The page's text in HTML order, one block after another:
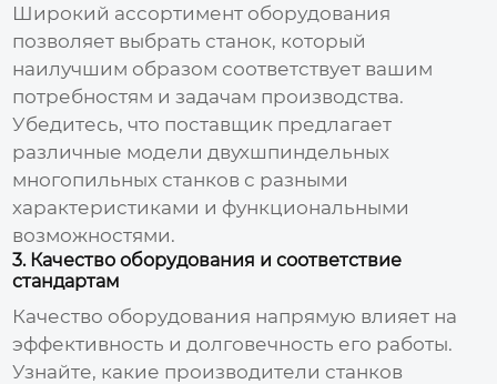
Широкий ассортимент оборудования
позволяет выбрать станок, который
наилучшим образом соответствует вашим
потребностям и задачам производства.
Убедитесь, что поставщик предлагает
различные модели двухшпиндельных
многопильных станков с разными
характеристиками и функциональными
возможностями.
3. Качество оборудования и соответствие
стандартам
Качество оборудования напрямую влияет на
эффективность и долговечность его работы.
Узнайте, какие производители станков